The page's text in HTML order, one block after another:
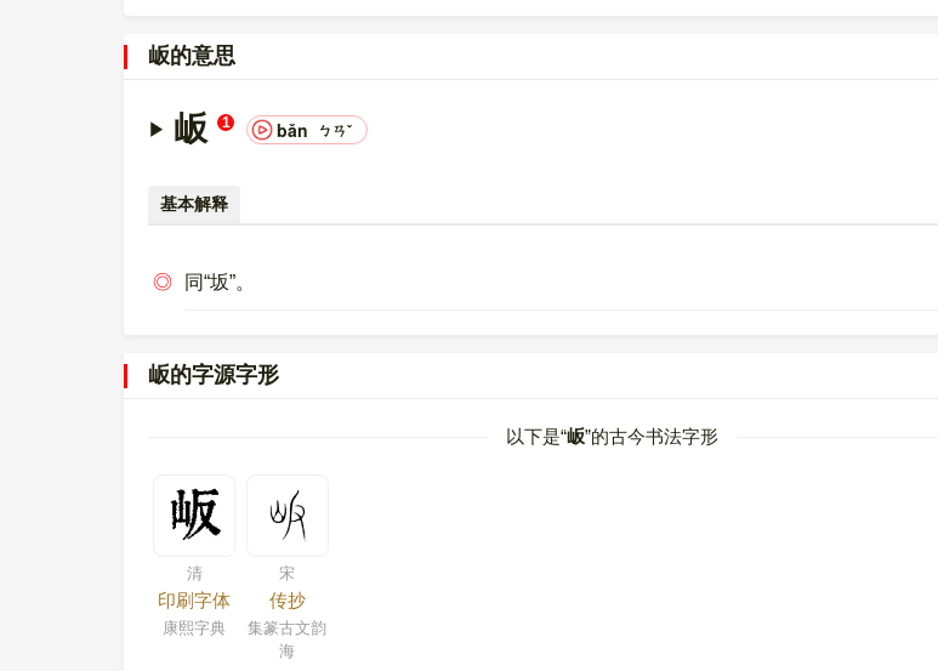
〔岅〕字的异体字是
岅的意思
岅 1 bǎn ㄅㄢˇ
基本解释
◎ 同“坂”。
岅的字源字形
以下是“岅”的古今书法字形
清
印刷字体
康熙字典
宋
传抄
集篆古文韵
海